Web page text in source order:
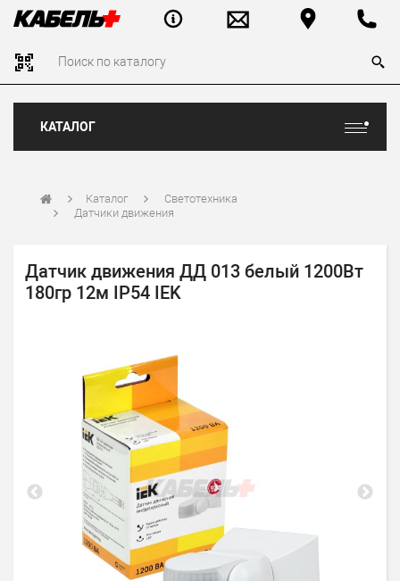
КАТАЛОГ
Каталог
Светотехника
Датчики движения
Датчик движения ДД 013 белый 1200Вт
180гр 12м IP54 IEK